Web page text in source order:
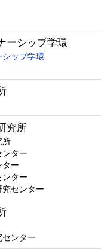
ーシップ学環
シップ学環
究所
所
ンター
ター
ンター
センター
センター